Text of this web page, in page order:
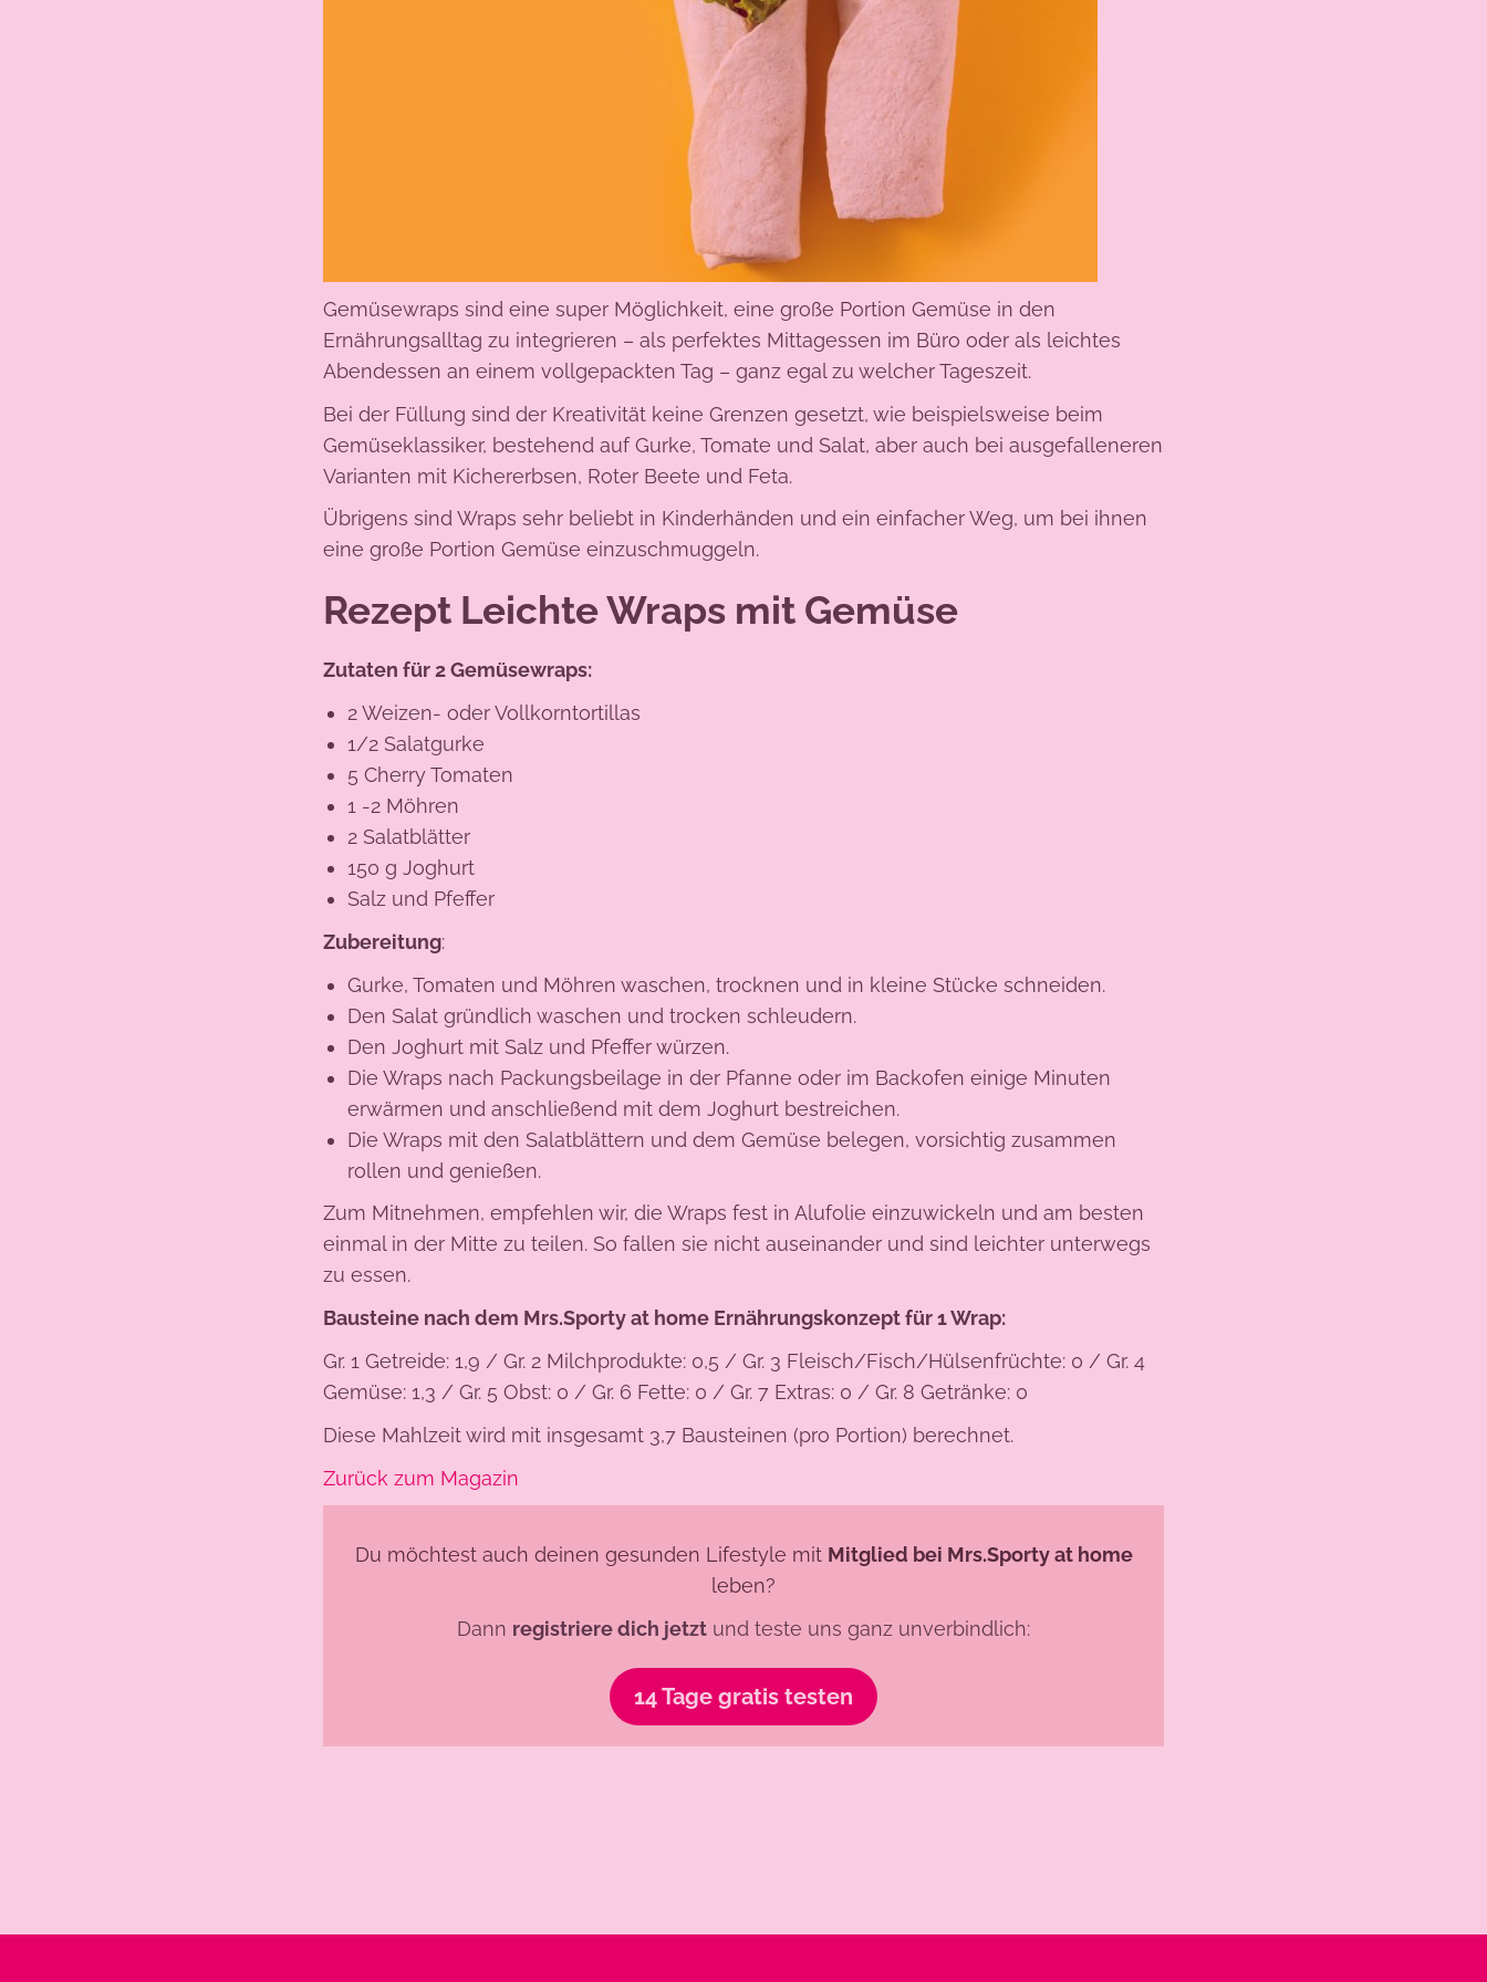
Gemüsewraps sind eine super Möglichkeit, eine große Portion Gemüse in den
Ernährungsalltag zu integrieren – als perfektes Mittagessen im Büro oder als leichtes
Abendessen an einem vollgepackten Tag – ganz egal zu welcher Tageszeit.
Bei der Füllung sind der Kreativität keine Grenzen gesetzt, wie beispielsweise beim
Gemüseklassiker, bestehend auf Gurke, Tomate und Salat, aber auch bei ausgefalleneren
Varianten mit Kichererbsen, Roter Beete und Feta.
Übrigens sind Wraps sehr beliebt in Kinderhänden und ein einfacher Weg, um bei ihnen
eine große Portion Gemüse einzuschmuggeln.
Rezept Leichte Wraps mit Gemüse
Zutaten für 2 Gemüsewraps:
2 Weizen- oder Vollkorntortillas
1/2 Salatgurke
5 Cherry Tomaten
1 -2 Möhren
2 Salatblätter
150 g Joghurt
Salz und Pfeffer
Zubereitung:
Gurke, Tomaten und Möhren waschen, trocknen und in kleine Stücke schneiden.
Den Salat gründlich waschen und trocken schleudern.
Den Joghurt mit Salz und Pfeffer würzen.
Die Wraps nach Packungsbeilage in der Pfanne oder im Backofen einige Minuten
erwärmen und anschließend mit dem Joghurt bestreichen.
Die Wraps mit den Salatblättern und dem Gemüse belegen, vorsichtig zusammen
rollen und genießen.
Zum Mitnehmen, empfehlen wir, die Wraps fest in Alufolie einzuwickeln und am besten
einmal in der Mitte zu teilen. So fallen sie nicht auseinander und sind leichter unterwegs
zu essen.
Bausteine nach dem Mrs.Sporty at home Ernährungskonzept für 1 Wrap:
Gr. 1 Getreide: 1,9 / Gr. 2 Milchprodukte: 0,5 / Gr. 3 Fleisch/Fisch/Hülsenfrüchte: 0 / Gr. 4
Gemüse: 1,3 / Gr. 5 Obst: 0 / Gr. 6 Fette: 0 / Gr. 7 Extras: 0 / Gr. 8 Getränke: 0
Diese Mahlzeit wird mit insgesamt 3,7 Bausteinen (pro Portion) berechnet.
Zurück zum Magazin
Du möchtest auch deinen gesunden Lifestyle mit Mitglied bei Mrs.Sporty at home
leben?
Dann registriere dich jetzt und teste uns ganz unverbindlich:
14 Tage gratis testen